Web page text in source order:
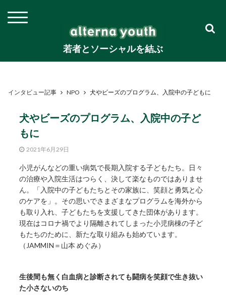
若者とソーシャルを結ぶ
インタビュー記事 NPO 犬やビーズのプログラム、入院中の子どもに
犬やビーズのプログラム、入院中の子ど
もに
2021年6月29日
小児がんなどの重い病気で長期入院する子どもたち。日々
の治療や入院生活はつらく、決して楽なものではありませ
ん。「入院中の子どもたちとその家族に、笑顔と勇気と心
のケアを」。その思いでさまざまなプログラムを海外から
も取り入れ、子どもたちを支援してきた団体があります。
現在はコロナ禍でより隔離されてしまった小児病棟の子ど
もたちのために、新たな取り組みも始めています。
（JAMMIN＝山本 めぐみ）
生後間も無く白血病と診断されても闘病を笑顔で生き抜い
た小さないのち